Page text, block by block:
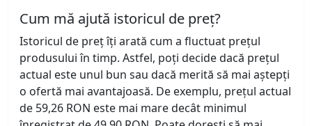
Cum mă ajută istoricul de preț?
Istoricul de preț îți arată cum a fluctuat prețul
produsului în timp. Astfel, poți decide dacă prețul
actual este unul bun sau dacă merită să mai aștepți
o ofertă mai avantajoasă. De exemplu, prețul actual
de 59,26 RON este mai mare decât minimul